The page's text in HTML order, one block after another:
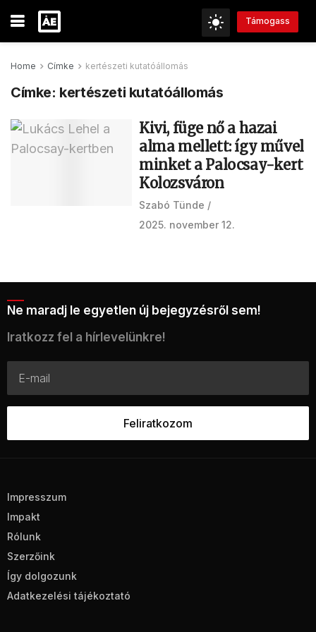
Támogass
Home Címke kertészeti kutatóállomás
Címke: kertészeti kutatóállomás
Kivi, füge nő a hazai
alma mellett: így művel
minket a Palocsay-kert
Kolozsváron
Szabó Tünde
2025. november 12.
Ne maradj le egyetlen új bejegyzésről sem!
Iratkozz fel a hírlevelünkre!
Impresszum
Impakt
Rólunk
Szerzőink
Így dolgozunk
Adatkezelési tájékoztató